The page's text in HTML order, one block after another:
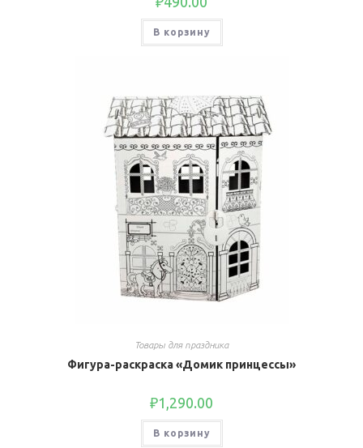
В корзину
Товары для праздника
Фигура-раскраска «Домик принцессы»
₽1,290.00
В корзину